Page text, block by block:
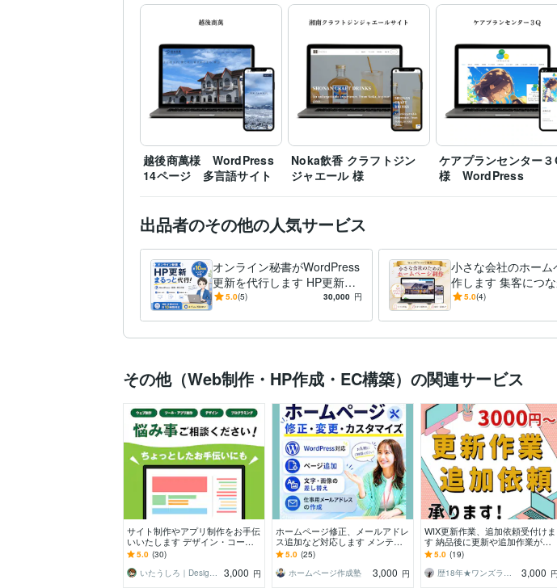
得意分野 Web制作・HP作成・EC構築 WordPress個人ブログ・お店サイト
ビジネス 個人 ブログ コーポレートサイト WordPress
越後商萬様 WordPress
14ページ 多言語サイト
Noka飲香 クラフトジン
ジャエール 様
ケアプランセンター３
様 WordPress
出品者のその他の人気サービス
オンライン秘書がWordPress
更新を代行します HP更新か
らCanva画像制作まで月１０
5.0(5) 30,000 円
小さな会社のホーム
作します 集客につ
計でWordPressサイ
5.0(4)
その他（Web制作・HP作成・EC構築）の関連サービス
サイト制作やアプリ制作をお手伝
いいたします デザイン・コーデ
ィング・プログラミングの悩み事
相談ください！
5.0 (30)
3,000 円
ホームページ修正、メールアドレ
ス追加など対応します メンテナ
ンス、カスタマイズなど気軽にご
相談ください
5.0 (25)
ホームページ作成塾
3,000 円
WIX更新作業、追加依頼受付けま
す 納品後に更新や追加作業が必
要になった方必見！
5.0 (19)
3,000 円